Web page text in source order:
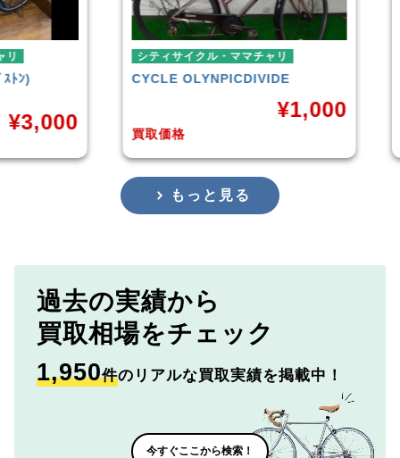
シティサイクル・ママチャリ
CYCLE OLYNPICDIVIDE
買取価格
1,000
もっと見る
過去の実績から
買取相場をチェック
1,950件のリアルな買取実績を掲載中！
今すぐここから検索！